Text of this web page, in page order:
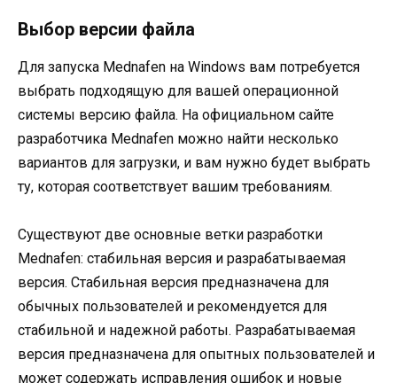
Выбор версии файла
Для запуска Mednafen на Windows вам потребуется
выбрать подходящую для вашей операционной
системы версию файла. На официальном сайте
разработчика Mednafen можно найти несколько
вариантов для загрузки, и вам нужно будет выбрать
ту, которая соответствует вашим требованиям.
Существуют две основные ветки разработки
Mednafen: стабильная версия и разрабатываемая
версия. Стабильная версия предназначена для
обычных пользователей и рекомендуется для
стабильной и надежной работы. Разрабатываемая
версия предназначена для опытных пользователей и
может содержать исправления ошибок и новые